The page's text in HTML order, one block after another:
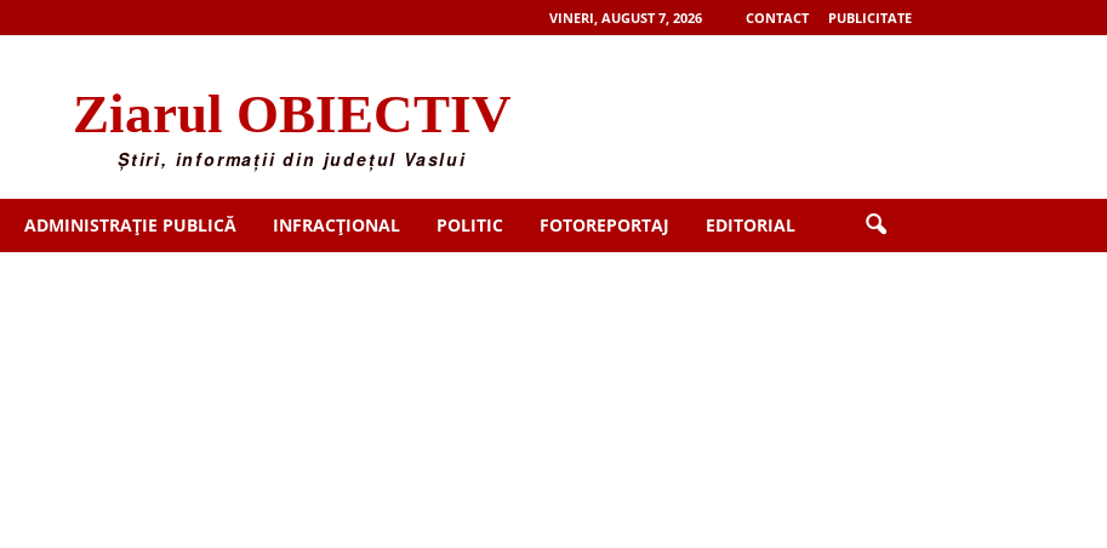
VINERI, AUGUST 7, 2026 CONTACT PUBLICITATE
Ziarul OBIECTIV
Știri, informații din județul Vaslui
ADMINISTRAȚIE PUBLICĂ INFRACȚIONAL POLITIC FOTOREPORTAJ EDITORIAL